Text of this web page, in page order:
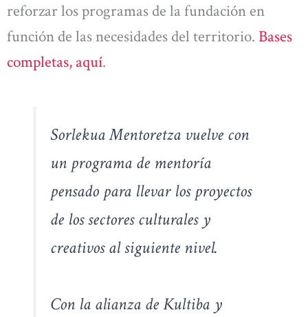
reforzar los programas de la fundación en
función de las necesidades del territorio. Bases
completas, aquí.
Sorlekua Mentoretza vuelve con
un programa de mentoría
pensado para llevar los proyectos
de los sectores culturales y
creativos al siguiente nivel.
Con la alianza de Kultiba y